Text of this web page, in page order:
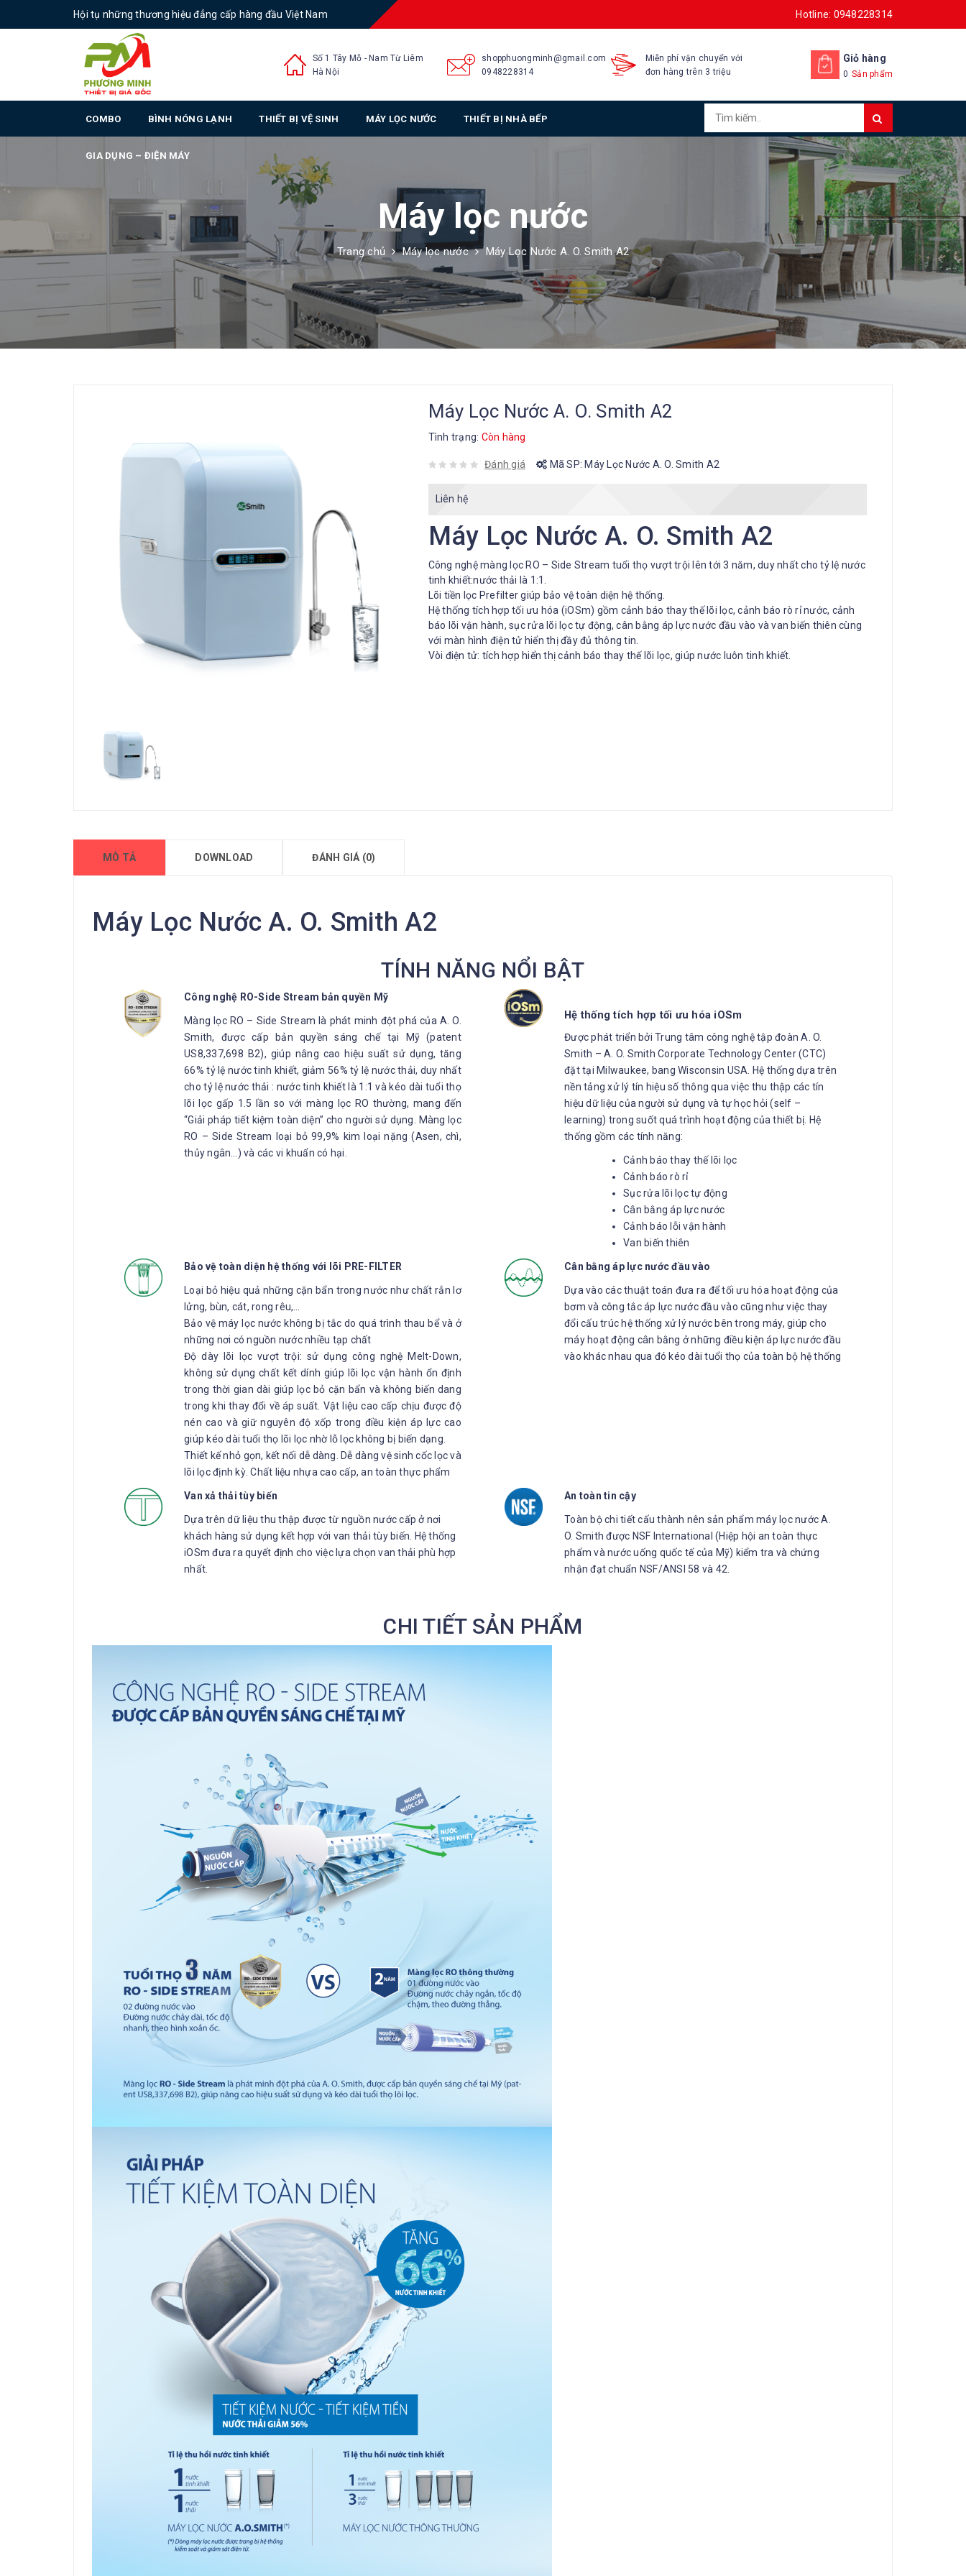
Hội tụ những thương hiệu đẳng cấp hàng đầu Việt Nam Hotline: 0948228314
Số 1 Tây Mỗ - Nam Từ Liêm
Hà Nội
shopphuongminh@gmail.com
0948228314
Miễn phí vận chuyển với
đơn hàng trên 3 triệu
Giỏ hàng
0 Sản phẩm
COMBO BÌNH NÓNG LẠNH THIẾT BỊ VỆ SINH MÁY LỌC NƯỚC THIẾT BỊ NHÀ BẾP
GIA DỤNG – ĐIỆN MÁY
Máy lọc nước
Trang chủ Máy lọc nước Máy Lọc Nước A. O. Smith A2
Máy Lọc Nước A. O. Smith A2
Tình trạng: Còn hàng
Đánh giá Mã SP: Máy Lọc Nước A. O. Smith A2
Liên hệ
Máy Lọc Nước A. O. Smith A2
Công nghệ màng lọc RO – Side Stream tuổi thọ vượt trội lên tới 3 năm, duy nhất cho tỷ lệ nước
tinh khiết:nước thải là 1:1.
Lõi tiền lọc Prefilter giúp bảo vệ toàn diện hệ thống.
Hệ thống tích hợp tối ưu hóa (iOSm) gồm cảnh báo thay thế lõi lọc, cảnh báo rò rỉ nước, cảnh
báo lõi vận hành, sục rửa lõi lọc tự động, cân bằng áp lực nước đầu vào và van biến thiên cùng
với màn hình điện tử hiển thị đầy đủ thông tin.
Vòi điện tử: tích hợp hiển thị cảnh báo thay thế lõi lọc, giúp nước luôn tinh khiết.
MÔ TẢ DOWNLOAD ĐÁNH GIÁ (0)
Máy Lọc Nước A. O. Smith A2
TÍNH NĂNG NỔI BẬT
Công nghệ RO-Side Stream bản quyền Mỹ
Màng lọc RO – Side Stream là phát minh đột phá của A. O.
Smith, được cấp bản quyền sáng chế tại Mỹ (patent
US8,337,698 B2), giúp nâng cao hiệu suất sử dụng, tăng
66% tỷ lệ nước tinh khiết, giảm 56% tỷ lệ nước thải, duy nhất
cho tỷ lệ nước thải : nước tinh khiết là 1:1 và kéo dài tuổi thọ
lõi lọc gấp 1.5 lần so với màng lọc RO thường, mang đến
“Giải pháp tiết kiệm toàn diện” cho người sử dụng. Màng lọc
RO – Side Stream loại bỏ 99,9% kim loại nặng (Asen, chì,
thủy ngân…) và các vi khuẩn có hại.
Hệ thống tích hợp tối ưu hóa iOSm
Được phát triển bởi Trung tâm công nghệ tập đoàn A. O.
Smith – A. O. Smith Corporate Technology Center (CTC)
đặt tại Milwaukee, bang Wisconsin USA. Hệ thống dựa trên
nền tảng xử lý tín hiệu số thông qua việc thu thập các tín
hiệu dữ liệu của người sử dụng và tự học hỏi (self –
learning) trong suốt quá trình hoạt động của thiết bị. Hệ
thống gồm các tính năng:
Cảnh báo thay thế lõi lọc
Cảnh báo rò rỉ
Sục rửa lõi lọc tự động
Cân bằng áp lực nước
Cảnh báo lỗi vận hành
Van biến thiên
Bảo vệ toàn diện hệ thống với lõi PRE-FILTER
Loại bỏ hiệu quả những cặn bẩn trong nước như chất rắn lơ
lửng, bùn, cát, rong rêu,…
Bảo vệ máy lọc nước không bị tắc do quá trình thau bể và ở
những nơi có nguồn nước nhiều tạp chất
Độ dày lõi lọc vượt trội: sử dụng công nghệ Melt-Down,
không sử dụng chất kết dính giúp lõi lọc vận hành ổn định
trong thời gian dài giúp lọc bỏ cặn bẩn và không biến dang
trong khi thay đổi về áp suất. Vật liệu cao cấp chịu được độ
nén cao và giữ nguyên độ xốp trong điều kiện áp lực cao
giúp kéo dài tuổi thọ lõi lọc nhờ lỗ lọc không bị biến dạng.
Thiết kế nhỏ gọn, kết nối dễ dàng. Dễ dàng vệ sinh cốc lọc và
lõi lọc định kỳ. Chất liệu nhựa cao cấp, an toàn thực phẩm
Cân bằng áp lực nước đầu vào
Dựa vào các thuật toán đưa ra để tối ưu hóa hoạt động của
bơm và công tắc áp lực nước đầu vào cũng như việc thay
đổi cấu trúc hệ thống xử lý nước bên trong máy, giúp cho
máy hoạt động cân bằng ở những điều kiện áp lực nước đầu
vào khác nhau qua đó kéo dài tuổi thọ của toàn bộ hệ thống
Van xả thải tùy biến
Dựa trên dữ liệu thu thập được từ nguồn nước cấp ở nơi
khách hàng sử dụng kết hợp với van thải tùy biến. Hệ thống
iOSm đưa ra quyết định cho việc lựa chọn van thải phù hợp
nhất.
An toàn tin cậy
Toàn bộ chi tiết cấu thành nên sản phẩm máy lọc nước A.
O. Smith được NSF International (Hiệp hội an toàn thực
phẩm và nước uống quốc tế của Mỹ) kiểm tra và chứng
nhận đạt chuẩn NSF/ANSI 58 và 42.
CHI TIẾT SẢN PHẨM